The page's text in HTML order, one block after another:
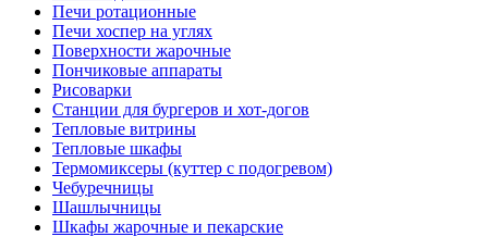
Печи ротационные
Печи хоспер на углях
Поверхности жарочные
Пончиковые аппараты
Рисоварки
Станции для бургеров и хот-догов
Тепловые витрины
Тепловые шкафы
Термомиксеры (куттер с подогревом)
Чебуречницы
Шашлычницы
Шкафы жарочные и пекарские